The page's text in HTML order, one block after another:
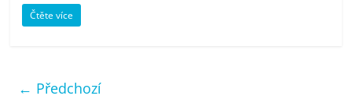
Čtěte více
← Předchozí